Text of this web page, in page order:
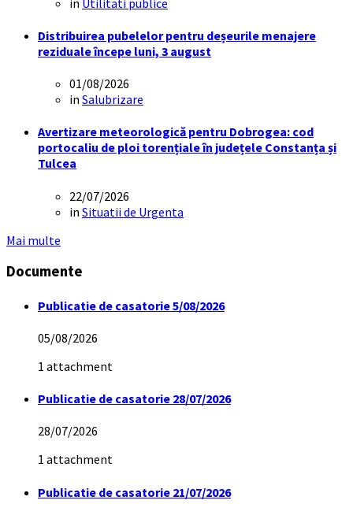
Distribuirea pubelelor pentru deșeurile menajere
reziduale începe luni, 3 august
01/08/2026
in Salubrizare
Avertizare meteorologică pentru Dobrogea: cod
portocaliu de ploi torențiale în județele Constanța și
Tulcea
22/07/2026
in Situatii de Urgenta
Mai multe
Documente
Publicatie de casatorie 5/08/2026
05/08/2026
1 attachment
Publicatie de casatorie 28/07/2026
28/07/2026
1 attachment
Publicatie de casatorie 21/07/2026